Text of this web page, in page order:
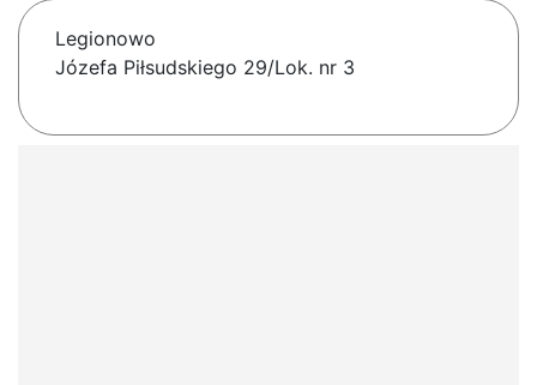
Legionowo
Józefa Piłsudskiego 29/Lok. nr 3